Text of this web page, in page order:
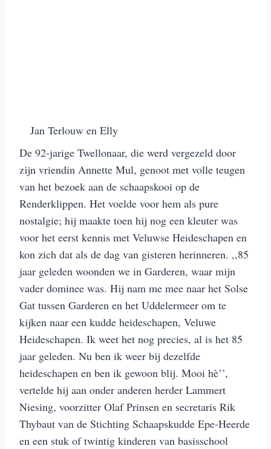
Jan Terlouw en Elly
De 92-jarige Twellonaar, die werd vergezeld door
zijn vriendin Annette Mul, genoot met volle teugen
van het bezoek aan de schaapskooi op de
Renderklippen. Het voelde voor hem als pure
nostalgie; hij maakte toen hij nog een kleuter was
voor het eerst kennis met Veluwse Heideschapen en
kon zich dat als de dag van gisteren herinneren. ,,85
jaar geleden woonden we in Garderen, waar mijn
vader dominee was. Hij nam me mee naar het Solse
Gat tussen Garderen en het Uddelermeer om te
kijken naar een kudde heideschapen, Veluwe
Heideschapen. Ik weet het nog precies, al is het 85
jaar geleden. Nu ben ik weer bij dezelfde
heideschapen en ben ik gewoon blij. Mooi hè’’,
vertelde hij aan onder anderen herder Lammert
Niesing, voorzitter Olaf Prinsen en secretaris Rik
Thybaut van de Stichting Schaapskudde Epe-Heerde
en een stuk of twintig kinderen van basisschool